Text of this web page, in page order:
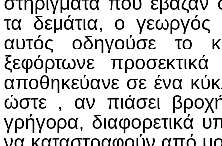
τα δεμάτια, ο γεωργός
αυτός οδηγούσε το
ξεφόρτωνε
αποθηκεύανε σε ένα
ώστε , αν πιάσει
γρήγορα, διαφορετικά
να καταστραφούν από